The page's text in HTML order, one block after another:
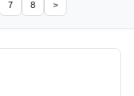
7 8 >